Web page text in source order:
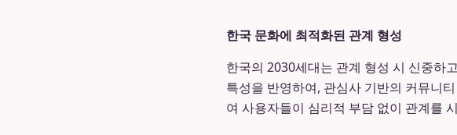
한국 문화에 최적화된 관계 형성
한국의 2030세대는 관계 형성 시 신중하
특성을 반영하여, 관심사 기반의 커뮤니
여 사용자들이 심리적 부담 없이 관계를